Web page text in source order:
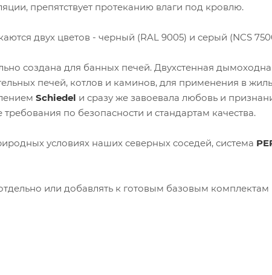
препятствует протеканию влаги под кровлю.
двух цветов - черный (RAL 9005) и серый (NCS
создана для банных печей. Двухстенная
печей, котлов и каминов, для применения в
Schiedel и сразу же завоевала любовь и
по безопасности и стандартам качества.
условиях наших северных соседей, система
или добавлять к готовым базовым комплектам